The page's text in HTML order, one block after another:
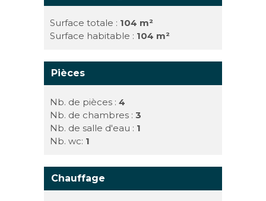
Surface totale : 104 m²
Surface habitable : 104 m²
Pièces
Nb. de pièces :4
Nb. de chambres :3
Nb. de salle d'eau : 1
Nb. wc: 1
Chauffage